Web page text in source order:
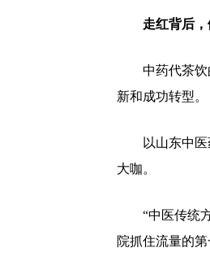
走红背后
中药代茶
新和成功转型。
以山东中
大咖。
“中医传统
院抓住流量的